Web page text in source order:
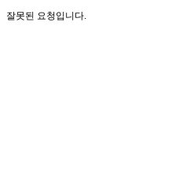
잘못된 요청입니다.